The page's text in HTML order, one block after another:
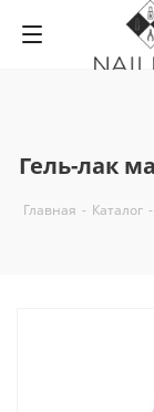
Гель-лак
Главная - Каталог -